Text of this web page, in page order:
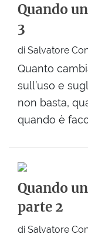
Quando
3
di Salvatore
Quanto
sull’uso e
non basta,
quando è
Quando
parte 2
di Salvatore